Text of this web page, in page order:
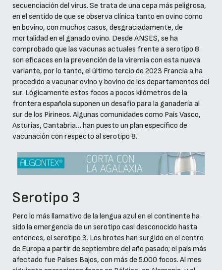
secuenciación del virus. Se trata de una cepa más peligrosa,
en el sentido de que se observa clínica tanto en ovino como
en bovino, con muchos casos, desgraciadamente, de
mortalidad en el ganado ovino. Desde ANSES, se ha
comprobado que las vacunas actuales frente a serotipo 8
son eficaces en la prevención de la viremia con esta nueva
variante, por lo tanto, el último tercio de 2023 Francia a ha
procedido a vacunar ovino y bovino de los departamentos del
sur. Lógicamente estos focos a pocos kilómetros de la
frontera española suponen un desafío para la ganadería al
sur de los Pirineos. Algunas comunidades como País Vasco,
Asturias, Cantabria… han puesto un plan específico de
vacunación con respecto al serotipo 8.
Serotipo 3
Pero lo más llamativo de la lengua azul en el continente ha
sido la emergencia de un serotipo casi desconocido hasta
entonces, el serotipo 3. Los brotes han surgido en el centro
de Europa a partir de septiembre del año pasado; el país más
afectado fue Países Bajos, con más de 5.000 focos. Al mes